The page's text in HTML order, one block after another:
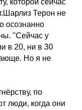
которой сейчас
Терон не
осознанно
"Сейчас у
в 20, ни в 30
Но я не
по
люди, когда они